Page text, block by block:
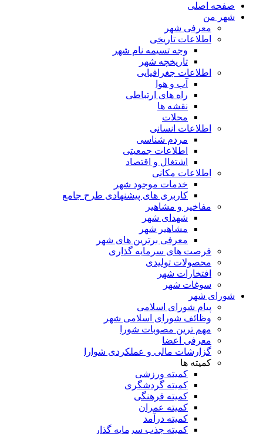
صفحه اصلی
شهر من
معرفی شهر
اطلاعات تاریخی
وجه تسیمه نام شهر
تاریخچه شهر
اطلاعات جغرافیایی
آب و هوا
راه های ارتباطی
نقشه ها
محلات
اطلاعات انسانی
مردم شناسی
اطلاعات جمعیتی
اشتغال و اقتصاد
اطلاعات مکانی
خدمات موجود شهر
کاربری های پیشنهادی طرح جامع
مفاخیر و مشاهیر
شهدای شهر
مشاهیر شهر
معرفی برترین های شهر
فرصت های سرمایه گذاری
محصولات تولیدی
افتخارات شهر
سوغات شهر
شورای شهر
پیام شورای اسلامی
وظائف شورای اسلامی شهر
مهم ترین مصوبات شورا
معرفی اعضا
گزارشات مالی و عملکردی شوارا
کمیته ها
کمیته ورزشی
کمیته گردشگری
کمیته فرهنگی
کمیته عمران
کمیته درآمد
کمیته جذب سرمایه گذار